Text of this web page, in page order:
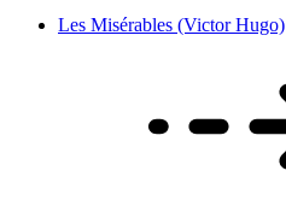
Les Misérables (Victor Hugo)